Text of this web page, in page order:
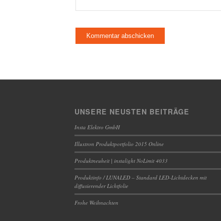
UNSERE NEUSTEN BEITRÄGE
Insta Elektro GmbH
Illuxtron Produktportfolio 2015 Online
Produktneuheit | instalight NoLimit 4033
Produktinfo / LUNALED – Standard LED-Lichtdecken mit
diffusierender Lichtfolie
Frohe Weihnachten